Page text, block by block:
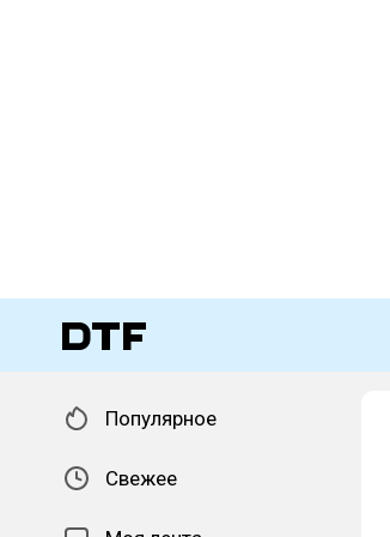
Популярное
Свежее